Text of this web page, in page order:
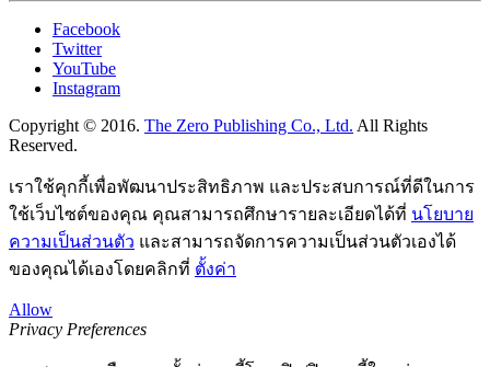
Facebook
Twitter
YouTube
Instagram
Copyright © 2016. The Zero Publishing Co., Ltd. All Rights
Reserved.
เราใช้คุกกี้เพื่อพัฒนาประสิทธิภาพ และประสบการณ์ที่ดีในการ
ใช้เว็บไซต์ของคุณ คุณสามารถศึกษารายละเอียดได้ที่ นโยบาย
ความเป็นส่วนตัว และสามารถจัดการความเป็นส่วนตัวเองได้
ของคุณได้เองโดยคลิกที่ ตั้งค่า
Allow
Privacy Preferences